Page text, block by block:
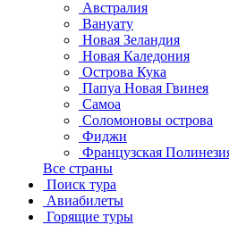
Австралия
Вануату
Новая Зеландия
Новая Каледония
Острова Кука
Папуа Новая Гвинея
Самоа
Соломоновы острова
Фиджи
Французская
Все страны
Поиск тура
Авиабилеты
Горящие туры